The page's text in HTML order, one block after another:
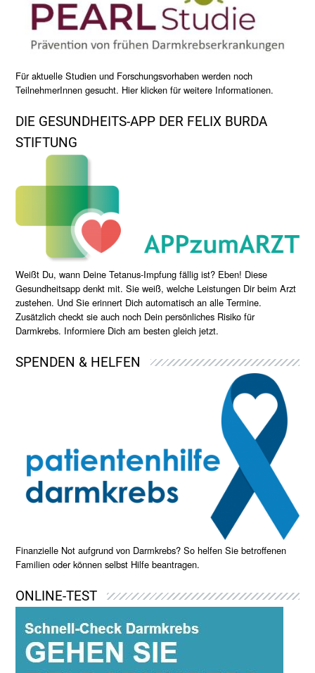
Für aktuelle Studien und Forschungsvorhaben werden noch
TeilnehmerInnen gesucht. Hier klicken für weitere Informationen.
DIE GESUNDHEITS-APP DER FELIX BURDA
STIFTUNG
Weißt Du, wann Deine Tetanus-Impfung fällig ist? Eben! Diese
Gesundheitsapp denkt mit. Sie weiß, welche Leistungen Dir beim Arzt
zustehen. Und Sie erinnert Dich automatisch an alle Termine.
Zusätzlich checkt sie auch noch Dein persönliches Risiko für
Darmkrebs. Informiere Dich am besten gleich jetzt.
SPENDEN & HELFEN
Finanzielle Not aufgrund von Darmkrebs? So helfen Sie betroffenen
Familien oder können selbst Hilfe beantragen.
ONLINE-TEST